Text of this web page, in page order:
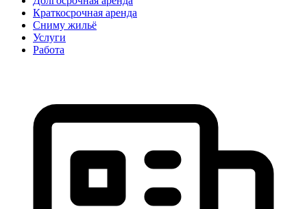
Краткосрочная аренда
Сниму жильё
Услуги
Работа